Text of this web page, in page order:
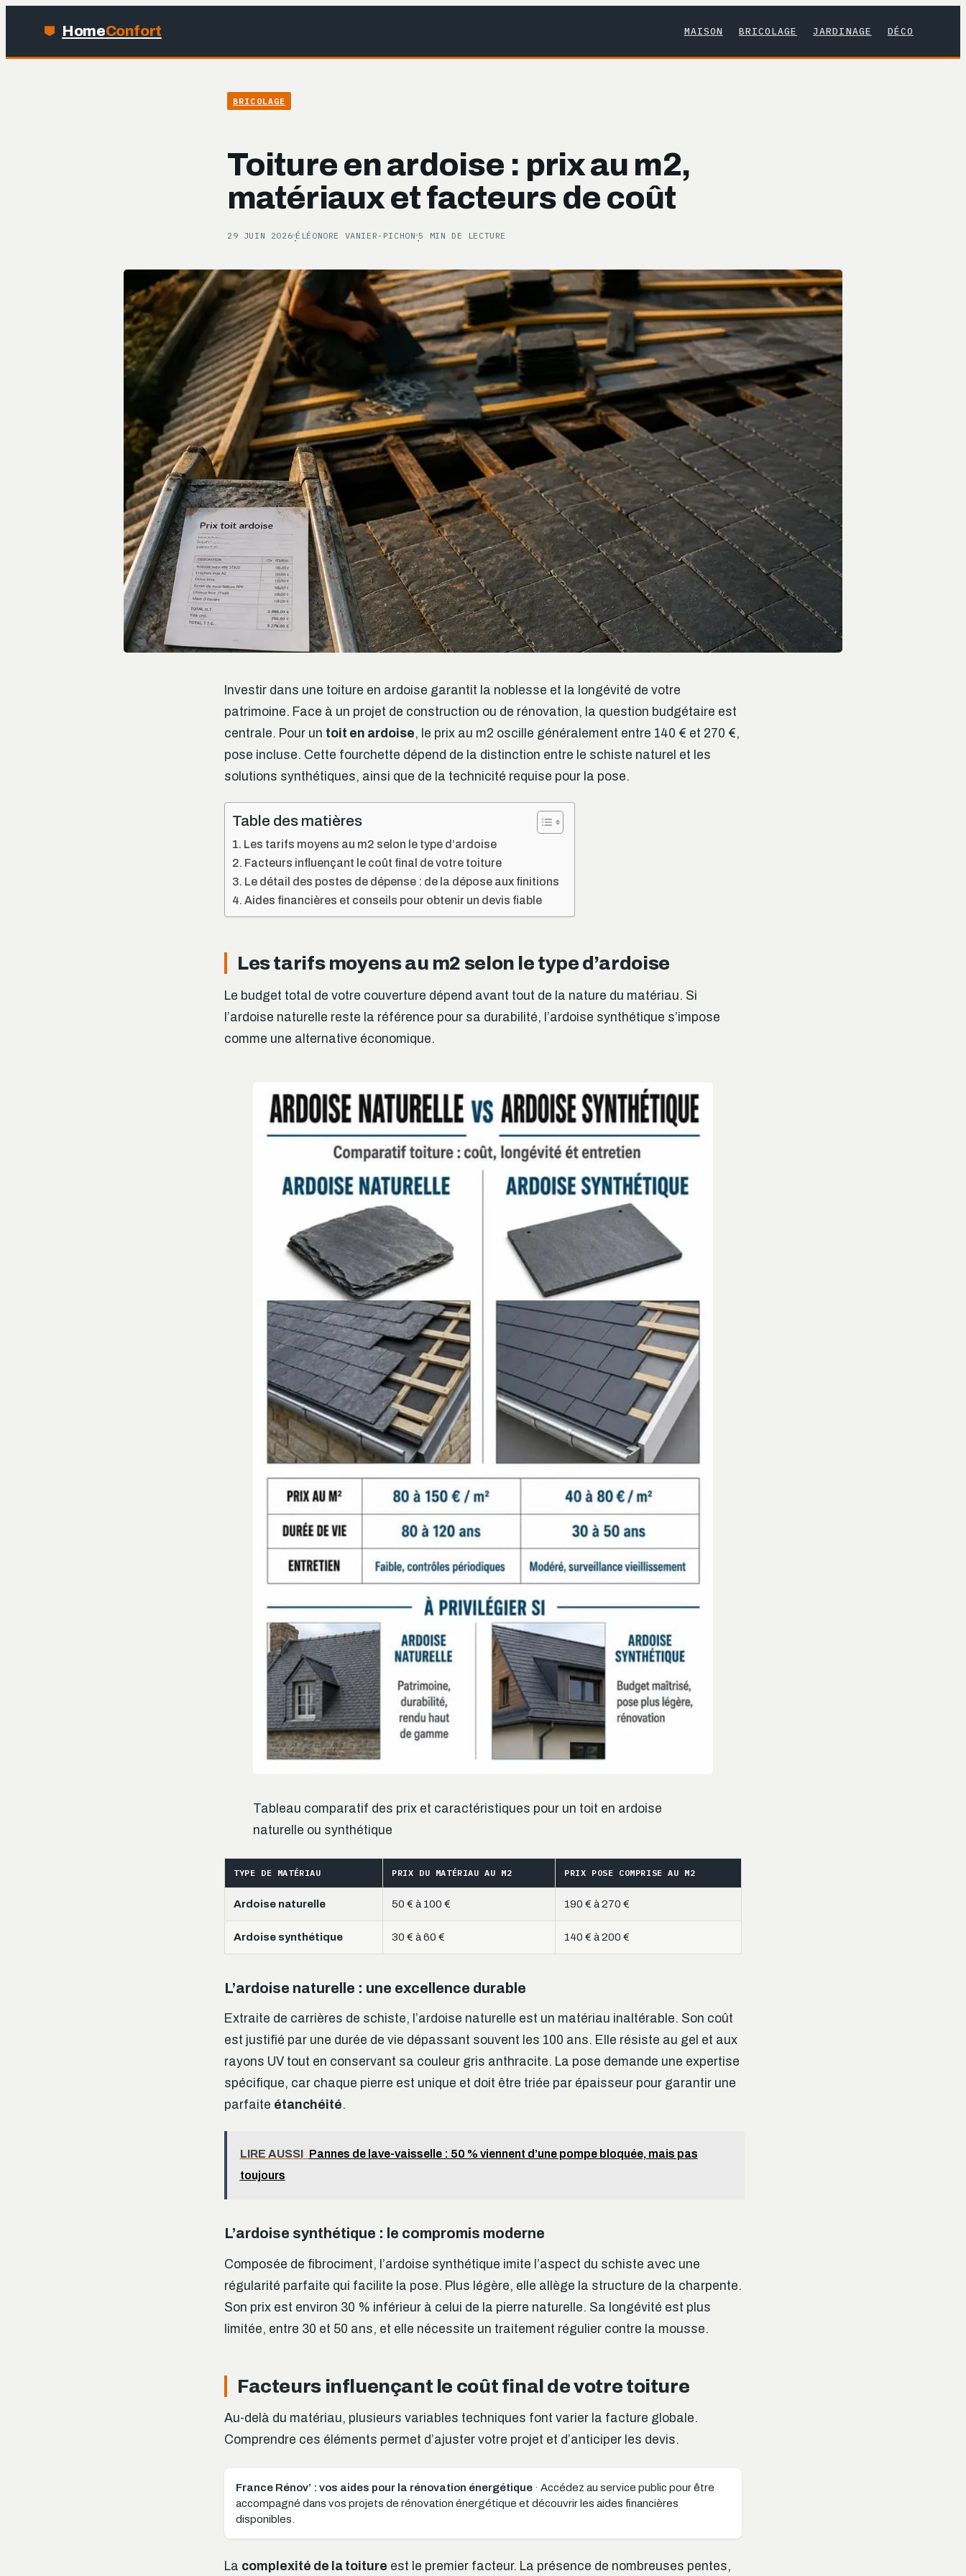
HomeConfort MAISON BRICOLAGE JARDINAGE DÉCO
BRICOLAGE
Toiture en ardoise : prix au m2,
matériaux et facteurs de coût
29 JUIN 2026·ÉLÉONORE VANIER-PICHON·5 MIN DE LECTURE
Investir dans une toiture en ardoise garantit la noblesse et la longévité de votre
patrimoine. Face à un projet de construction ou de rénovation, la question budgétaire est
centrale. Pour un toit en ardoise, le prix au m2 oscille généralement entre 140 € et 270 €,
pose incluse. Cette fourchette dépend de la distinction entre le schiste naturel et les
solutions synthétiques, ainsi que de la technicité requise pour la pose.
Table des matières
Les tarifs moyens au m2 selon le type d’ardoise
Facteurs influençant le coût final de votre toiture
Le détail des postes de dépense : de la dépose aux finitions
Aides financières et conseils pour obtenir un devis fiable
Les tarifs moyens au m2 selon le type d’ardoise
Le budget total de votre couverture dépend avant tout de la nature du matériau. Si
l’ardoise naturelle reste la référence pour sa durabilité, l’ardoise synthétique s’impose
comme une alternative économique.
Tableau comparatif des prix et caractéristiques pour un toit en ardoise
naturelle ou synthétique
TYPE DE MATÉRIAU PRIX DU MATÉRIAU AU M2 PRIX POSE COMPRISE AU M2
Ardoise naturelle 50 € à 100 € 190 € à 270 €
Ardoise synthétique 30 € à 60 € 140 € à 200 €
L’ardoise naturelle : une excellence durable
Extraite de carrières de schiste, l’ardoise naturelle est un matériau inaltérable. Son coût
est justifié par une durée de vie dépassant souvent les 100 ans. Elle résiste au gel et aux
rayons UV tout en conservant sa couleur gris anthracite. La pose demande une expertise
spécifique, car chaque pierre est unique et doit être triée par épaisseur pour garantir une
parfaite étanchéité.
LIRE AUSSI Pannes de lave-vaisselle : 50 % viennent d’une pompe bloquée, mais pas
toujours
L’ardoise synthétique : le compromis moderne
Composée de fibrociment, l’ardoise synthétique imite l’aspect du schiste avec une
régularité parfaite qui facilite la pose. Plus légère, elle allège la structure de la charpente.
Son prix est environ 30 % inférieur à celui de la pierre naturelle. Sa longévité est plus
limitée, entre 30 et 50 ans, et elle nécessite un traitement régulier contre la mousse.
Facteurs influençant le coût final de votre toiture
Au-delà du matériau, plusieurs variables techniques font varier la facture globale.
Comprendre ces éléments permet d’ajuster votre projet et d’anticiper les devis.
France Rénov’ : vos aides pour la rénovation énergétique · Accédez au service public pour être
accompagné dans vos projets de rénovation énergétique et découvrir les aides financières
disponibles.
La complexité de la toiture est le premier facteur. La présence de nombreuses pentes,